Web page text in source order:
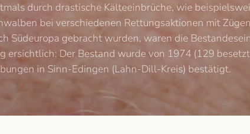
durch drastische Kälteeinbrüche, wie
bei verschiedenen Rettungsaktionen mit
Südeuropa gebracht wurden, waren die
ersichtlich: Der Bestand wurde von 1974 (129
in Sinn-Edingen (Lahn-Dill-Kreis) bestätigt.